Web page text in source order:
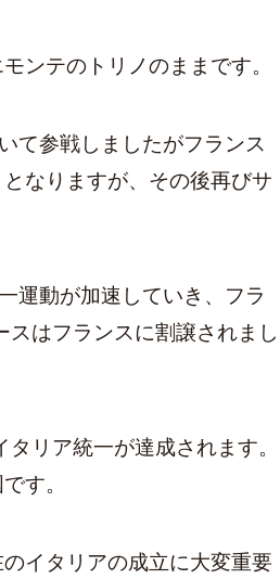
ンテのトリノのままです。
て参戦しましたがフランス
なりますが、その後再びサ
運動が加速していき、フラ
はフランスに割譲されまし
リア統一が達成されます。
す。
イタリアの成立に大変重要